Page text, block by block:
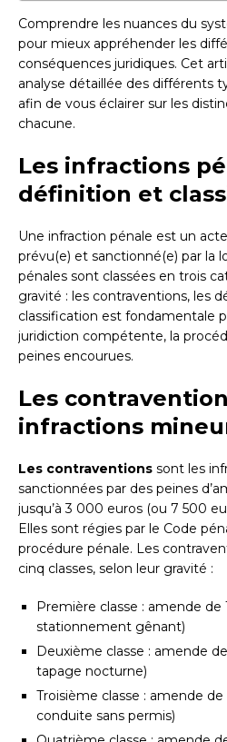
Comprendre les nuances du
pour mieux appréhender les
conséquences juridiques. Cet
analyse détaillée des différents
afin de vous éclairer sur les
chacune.
Les infractions
définition et
Une infraction pénale est un
prévu(e) et sanctionné(e) par la
pénales sont classées en trois
gravité : les contraventions, les
classification est fondamentale
juridiction compétente, la
peines encourues.
Les
infractions
Les contraventions sont les
sanctionnées par des peines
jusqu’à 3 000 euros (ou 7 500
Elles sont régies par le Code
procédure pénale. Les
cinq classes, selon leur gravité :
Première classe : amende de
stationnement gênant)
Deuxième classe : amende
tapage nocturne)
Troisième classe : amende
conduite sans permis)